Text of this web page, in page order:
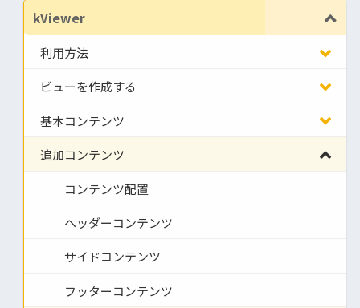
kViewer
利用方法
ビューを作成する
基本コンテンツ
追加コンテンツ
コンテンツ配置
ヘッダーコンテンツ
サイドコンテンツ
フッターコンテンツ